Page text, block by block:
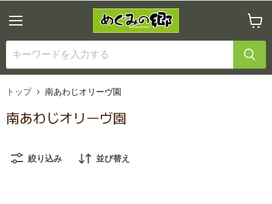
ニ
ュ
ー
ー
ト
を
見
トップ
南あわじオリーヴ園
南あわじオリーヴ園
絞り込み 並び替え